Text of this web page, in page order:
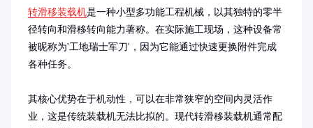
转滑移装载机是一种小型多功能工程机械，以其独特的零半
径转向和滑移转向能力著称。在实际施工现场，这种设备常
被昵称为'工地瑞士军刀'，因为它能通过快速更换附件完成
各种任务。
其核心优势在于机动性，可以在非常狭窄的空间内灵活作
业，这是传统装载机无法比拟的。现代转滑移装载机通常配